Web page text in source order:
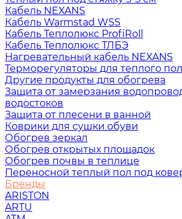
Кабель NEXANS
Кабель Warmstad WSS
Кабель Теплолюкс ProfiRoll
Кабель Теплолюкс ТЛБЭ
Нагревательный кабель NEXANS
Терморегуляторы для теплого
Другие продукты для обогрева
Защита от замерзания
водостоков
Защита от плесени в ванной
Коврики для сушки обуви
Обогрев зеркал
Обогрев открытых площадок
Обогрев почвы в теплице
Переносной теплый пол под
Бренды
ARISTON
ARTU